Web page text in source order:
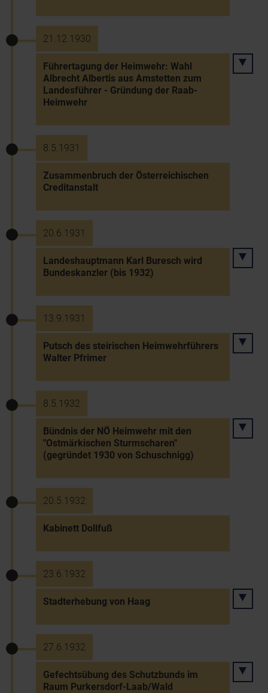
21.12.1930
Führertagung der Heimwehr: Wahl
Albrecht Albertis aus Amstetten zum
Landesführer - Gründung der Raab-
Heimwehr
8.5.1931
Zusammenbruch der Österreichischen
Creditanstalt
20.6.1931
Landeshauptmann Karl Buresch wird
Bundeskanzler (bis 1932)
13.9.1931
Putsch des steirischen Heimwehrführers
Walter Pfrimer
8.5.1932
Bündnis der NÖ Heimwehr mit den
"Ostmärkischen Sturmscharen"
(gegründet 1930 von Schuschnigg)
20.5.1932
Kabinett Dollfuß
23.6.1932
Stadterhebung von Haag
27.6.1932
Gefechtsübung des Schutzbunds im
Raum Purkersdorf-Laab/Wald